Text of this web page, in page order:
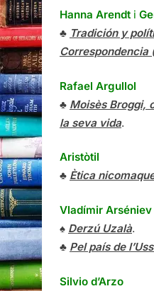
Hanna Arendt i
♣ Tradición y
Correspondencia
Rafael Argullol
♣ Moisès Broggi,
la seva vida.
Aristòtil
♣ Ètica
Vladímir Arséniev
♠ Derzú Uzalà.
♣ Pel país de
Silvio d’Arzo